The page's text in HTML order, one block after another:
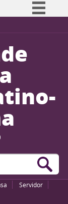
Servidor